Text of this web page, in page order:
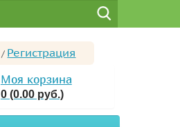
/ Регистрация
Моя корзина
0 (0.00 руб.)